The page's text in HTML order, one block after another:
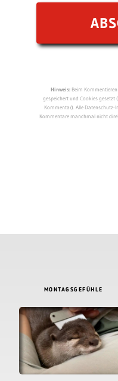
Hinweis:Beim Kommentieren
gespeichert und Cookies
Kommentar). Alle Datenschutz-
Kommentare manchmal nicht
MONTAGSGEFÜHLE